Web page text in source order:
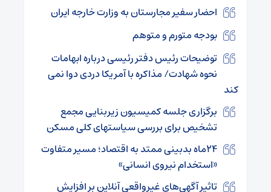
احضار سفیر مجارستان به وزارت خارجه ایران
بودجه متورم و متوهم
توضیحات رئیس دفتر رئیسی درباره ابهامات
نحوه شهادت/ مذاکره با آمریکا دردی دوا نمی
کند
برگزاری جلسه کمیسیون زیربنایی مجمع
تشخیص برای بررسی سیاستهای کلی مسکن
۲۴ماه بدبینی ممتد به اقتصاد؛ مسیر متفاوت
«استخدام نیروی انسانی»
تاثیر آگهی‌های غیرواقعی آنلاین بر افزایش